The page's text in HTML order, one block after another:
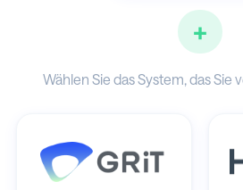
+
Wählen Sie das System, das